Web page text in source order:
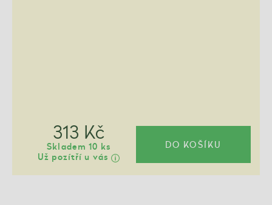
313 Kč
Skladem 10 ks
Už pozítří u vás
DO KOŠÍKU